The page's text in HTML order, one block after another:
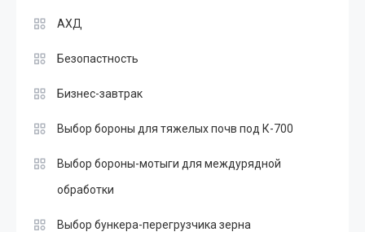
АХД
Безопастность
Бизнес-завтрак
Выбор бороны для тяжелых почв под К-700
Выбор бороны-мотыги для междурядной
обработки
Выбор бункера-перегрузчика зерна